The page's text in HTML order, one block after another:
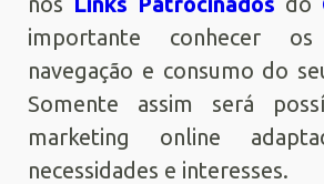
importante conhecer
navegação e consumo do
Somente assim será
marketing online
necessidades e interesses.